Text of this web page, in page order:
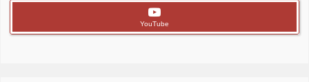
YouTube